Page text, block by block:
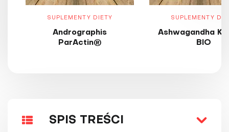
SUPLEMENTY DIETY
Andrographis
ParActin®
SUPLEMENTY
Ashwagandha
BIO
SPIS TREŚCI